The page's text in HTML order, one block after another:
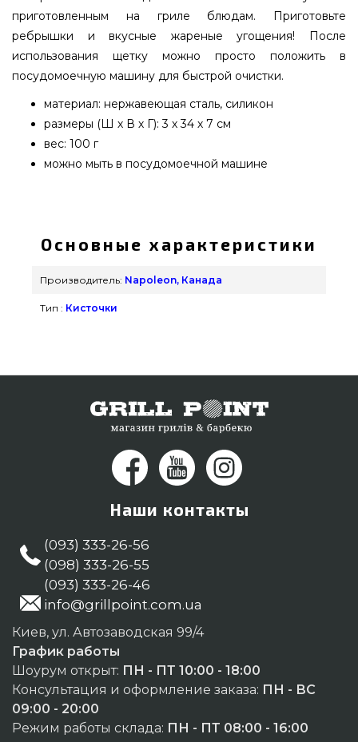
приготовленным на гриле блюдам. Приготовьте
ребрышки и вкусные жареные угощения! После
использования щетку можно просто положить в
посудомоечную машину для быстрой очистки.
материал: нержавеющая сталь, силикон
размеры (Ш х В х Г): 3 х 34 х 7 см
вес: 100 г
можно мыть в посудомоечной машине
производителя Napoleon, Канада по выгодной
цене всего 990 грн. в интернет магазине грилей
и мангалов grillpoint.com.ua Посмотрите и
каталоге grillpoint.com.ua Наберите прямо
покупателям в регионах: Чернигов, Житомир,
Основные характеристики
Производитель: Napoleon, Канада
Тип : Кисточки
Наши контакты
(093) 333-26-56
(098) 333-26-55
(093) 333-26-46
info@grillpoint.com.ua
Киев, ул. Автозаводская 99/4
График работы
Шоурум открыт: ПН - ПТ 10:00 - 18:00
Консультация и оформление заказа: ПН - ВС
09:00 - 20:00
Режим работы склада: ПН - ПТ 08:00 - 16:00